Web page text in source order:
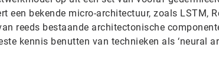
een bekende micro-architectuur, zoals LSTM,
reeds bestaande architectonische
kennis benutten van technieken als ‘neural